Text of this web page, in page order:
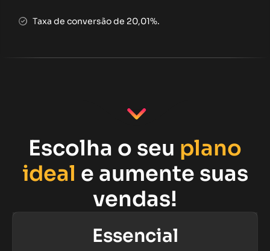
Taxa de conversão de 20,01%.
Escolha o seu plano
ideal e aumente suas
vendas!
Essencial